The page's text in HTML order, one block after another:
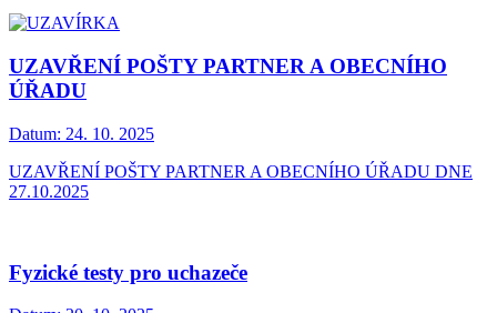
UZAVŘENÍ POŠTY PARTNER A OBECNÍHO
ÚŘADU
Datum: 24. 10. 2025
UZAVŘENÍ POŠTY PARTNER A OBECNÍHO ÚŘADU DNE
27.10.2025
Fyzické testy pro uchazeče